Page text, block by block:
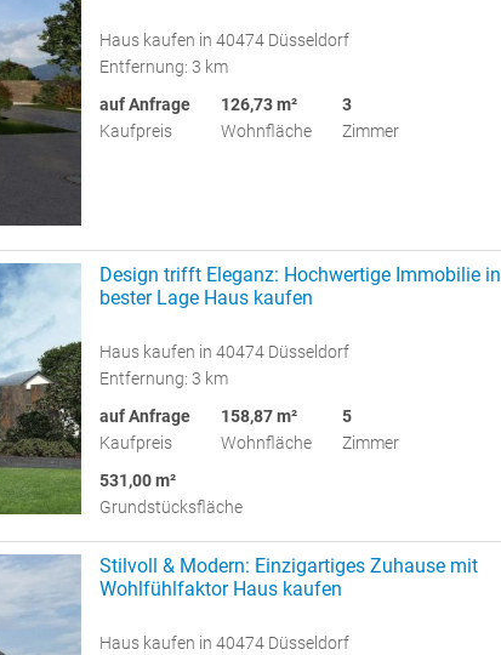
Haus kaufen in 40474 Düsseldorf
Entfernung: 3 km
auf Anfrage
Kaufpreis
126,73 m²
Wohnfläche
3
Zimmer
Design trifft Eleganz: Hochwertige Immobilie in
bester Lage Haus kaufen
Haus kaufen in 40474 Düsseldorf
Entfernung: 3 km
auf Anfrage
Kaufpreis
158,87 m²
Wohnfläche
5
Zimmer
531,00 m²
Grundstücksfläche
Stilvoll & Modern: Einzigartiges Zuhause mit
Wohlfühlfaktor Haus kaufen
Haus kaufen in 40474 Düsseldorf